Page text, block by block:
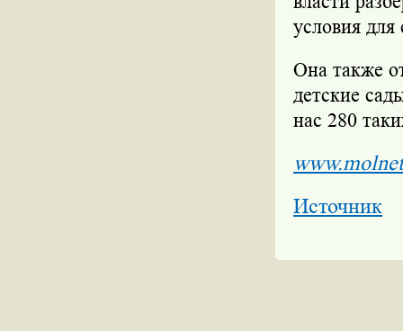
условия
Она также
детские
нас 280
Источник